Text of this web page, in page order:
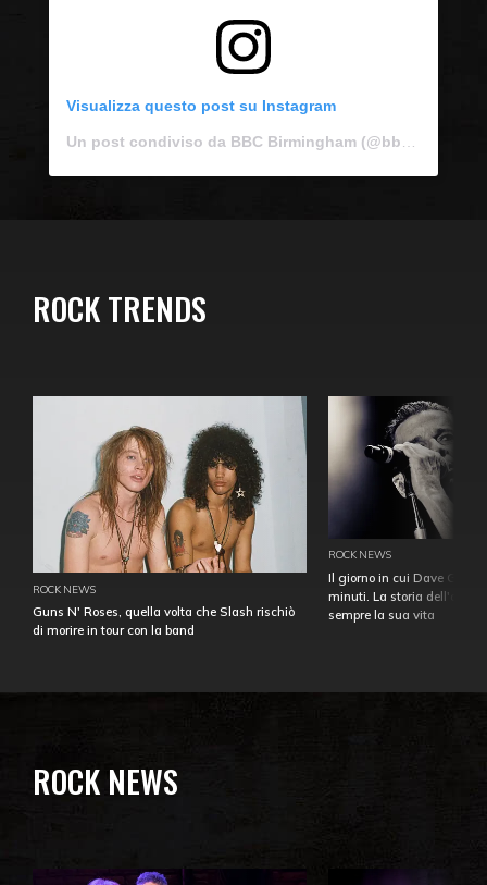
Visualizza questo post su Instagram
ROCK TRENDS
ROCK NEWS
Guns N' Roses, quella volta che Slash rischiò
di morire in tour con la band
ROCK NEWS
Il giorno in cui Dave
minuti. La storia
sempre la sua vita
ROCK NEWS